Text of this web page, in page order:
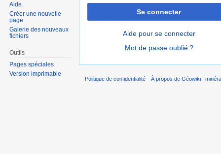
Se connecter
Aide pour se connecter
Mot de passe oublié ?
Aide
Créer une nouvelle
page
Galerie des nouveaux
fichiers
Outils
Pages spéciales
Version imprimable
Politique de confidentialité À propos de Géowiki :